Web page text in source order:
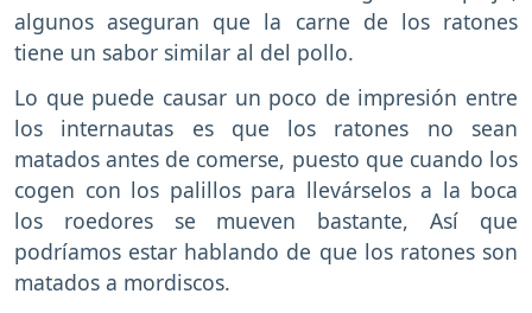
algunos aseguran que la carne de los ratones
tiene un sabor similar al del pollo.
Lo que puede causar un poco de impresión entre
los internautas es que los ratones no sean
matados antes de comerse, puesto que cuando los
cogen con los palillos para llevárselos a la boca
los roedores se mueven bastante, Así que
podríamos estar hablando de que los ratones son
matados a mordiscos.